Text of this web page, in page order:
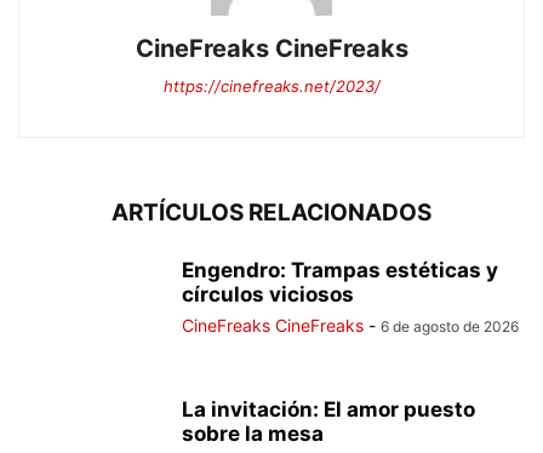
CineFreaks CineFreaks
https://cinefreaks.net/2023/
ARTÍCULOS RELACIONADOS
Engendro: Trampas estéticas y
círculos viciosos
CineFreaks CineFreaks - 6 de agosto de 2026
La invitación: El amor puesto
sobre la mesa